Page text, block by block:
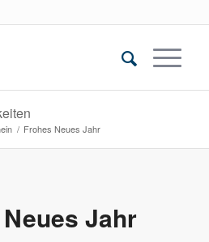
/ Frohes Neues Jahr
Jahr